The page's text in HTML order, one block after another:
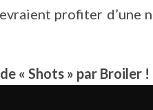
profiter d’une
« Shots » par Broiler !